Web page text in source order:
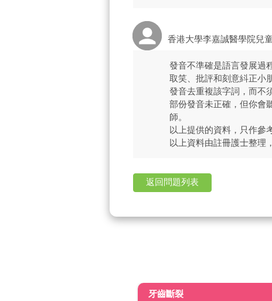
香港大學李嘉誠醫學院兒
發音不準確是語言發展過
取笑、批評和刻意紏正小
發音去重複該字詞，而不
部份發音未正確，但你會
師。
以上提供的資料，只作參
以上資料由註冊護士整理
返回問題列表
牙齒斷裂